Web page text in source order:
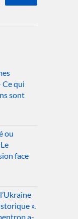
Ce qui
sont
ou
face
».
a-